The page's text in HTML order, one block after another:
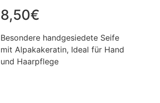
8,50€
Besondere handgesiedete Seife
mit Alpakakeratin, Ideal für Hand
und Haarpflege